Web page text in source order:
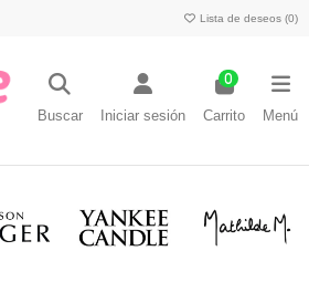
Lista de deseos (0)
Buscar Iniciar sesión
0
Carrito Menú